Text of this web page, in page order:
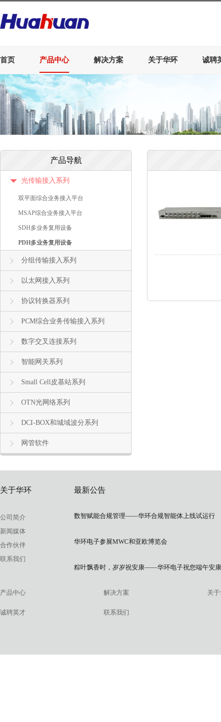
首页 产品中心 解决方案 关于华环 诚聘
产品导航
光传输接入系列
双平面综合业务接入平台
MSAP综合业务接入平台
SDH多业务复用设备
PDH多业务复用设备
分组传输接入系列
以太网接入系列
协议转换器系列
PCM综合业务传输接入系列
数字交叉连接系列
智能网关系列
Small Cell皮基站系列
OTN光网络系列
DCI-BOX和城域波分系列
网管软件
关于华环
公司简介
新闻媒体
合作伙伴
联系我们
最新公告
数智赋能合规管理——华环合规智能体上线试运行
华环电子参展MWC和亚欧博览会
粽叶飘香时，岁岁祝安康——华环电子祝您端午安康
产品中心 解决方案 关
诚聘英才 联系我们